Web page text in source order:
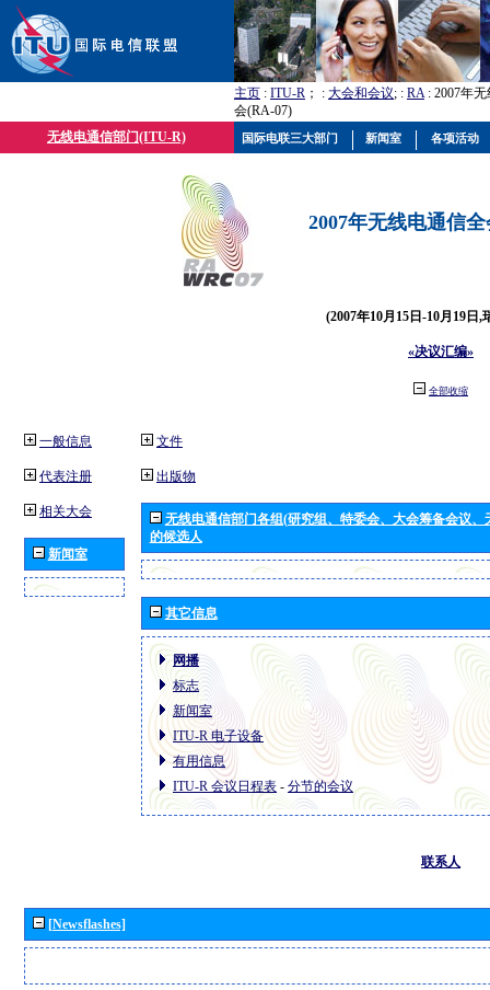
主页 : ITU-R ； : 大会和会议; : RA: 2007年
会(RA-07)
无线电通信部门(ITU-R)
2007年无线电通信
(2007年10月15日-10月19日,
«决议汇编»
全部收缩
一般信息
代表注册
相关大会
新闻室
文件
出版物
无线电通信部门各组(研究组、特委会、大会筹备会议
的候选人
其它信息
网播
标志
新闻室
ITU-R 电子设备
有用信息
ITU-R 会议日程表 - 分节的会议
联系人
[Newsflashes]
国际电联三大部门 新闻室 各项活动